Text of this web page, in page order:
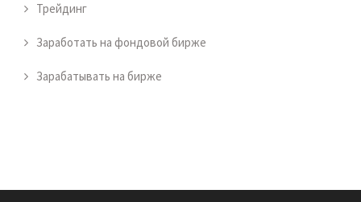
Трейдинг
Заработать на фондовой бирже
Зарабатывать на бирже